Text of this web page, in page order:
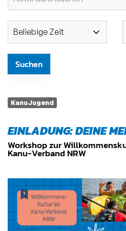
KanuJugend
EINLADUNG: DEINE
Workshop zur
Kanu-Verband NRW